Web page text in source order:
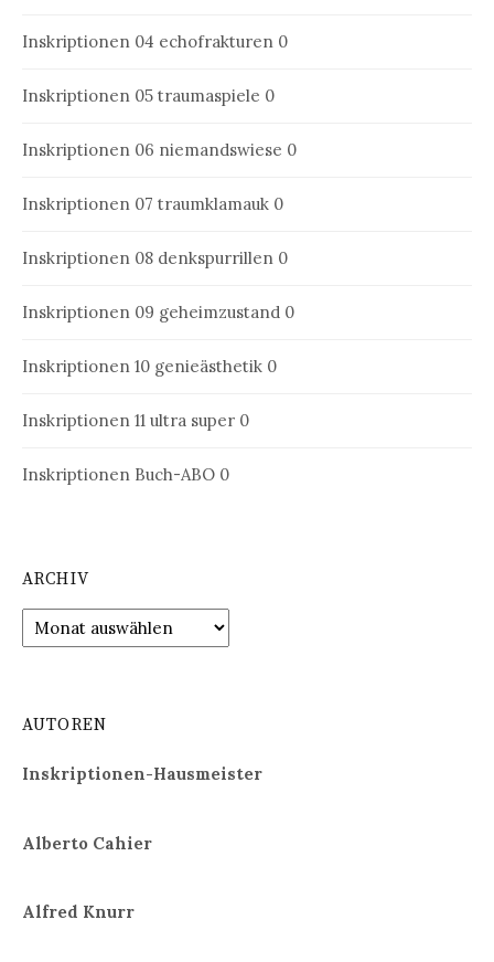
Inskriptionen 04 echofrakturen 0
Inskriptionen 05 traumaspiele 0
Inskriptionen 06 niemandswiese 0
Inskriptionen 07 traumklamauk 0
Inskriptionen 08 denkspurrillen 0
Inskriptionen 09 geheimzustand 0
Inskriptionen 10 genieästhetik 0
Inskriptionen 11 ultra super 0
Inskriptionen Buch-ABO 0
ARCHIV
Archiv
AUTOREN
Inskriptionen-Hausmeister
Alberto Cahier
Alfred Knurr